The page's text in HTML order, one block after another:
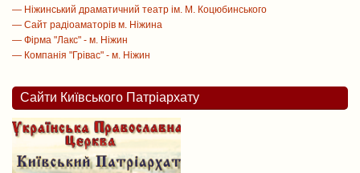
— Ніжинський драматичний театр ім. М. Коцюбинського
— Сайт радіоаматорів м. Ніжина
— Фірма "Лакс" - м. Ніжин
— Компанія "Грівас" - м. Ніжин
Сайти Київського Патріархату